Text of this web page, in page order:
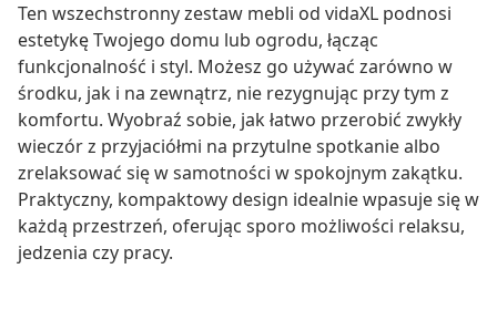
Ten wszechstronny zestaw mebli od vidaXL podnosi
estetykę Twojego domu lub ogrodu, łącząc
funkcjonalność i styl. Możesz go używać zarówno w
środku, jak i na zewnątrz, nie rezygnując przy tym z
komfortu. Wyobraź sobie, jak łatwo przerobić zwykły
wieczór z przyjaciółmi na przytulne spotkanie albo
zrelaksować się w samotności w spokojnym zakątku.
Praktyczny, kompaktowy design idealnie wpasuje się w
każdą przestrzeń, oferując sporo możliwości relaksu,
jedzenia czy pracy.